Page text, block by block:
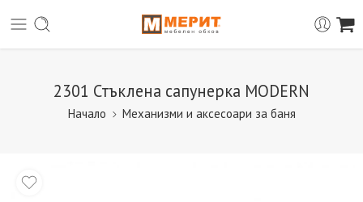
2301 Стъклена сапунерка MODERN
Начало Механизми и аксесоари за баня